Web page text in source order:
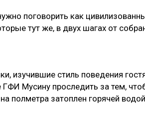
поговорить как
тут же, в двух шагах от
изучившие стиль поведения
Мусину проследить за тем,
полметра затоплен горячей